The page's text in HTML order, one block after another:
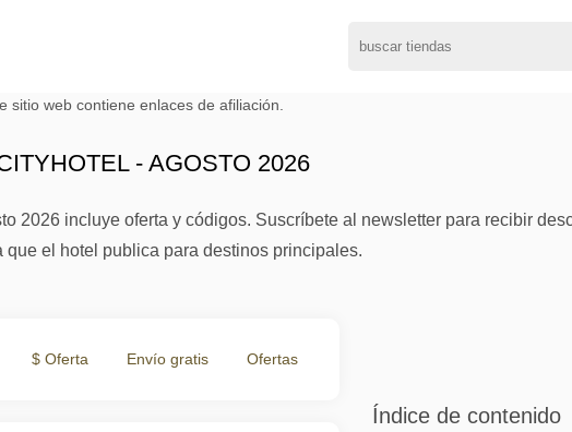
sitio web contiene enlaces de afiliación.
- AGOSTO 2026
2026 incluye oferta y códigos. Suscríbete al newsletter para recibir
el hotel publica para destinos principales.
$ Oferta Envío gratis Ofertas
Índice de contenido